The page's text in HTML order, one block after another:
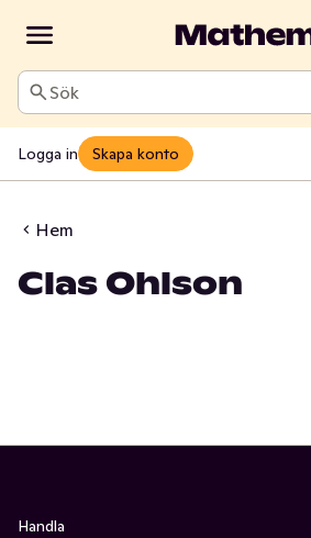
Sök
Logga in Skapa konto
Hem
Clas Ohlson
Handla